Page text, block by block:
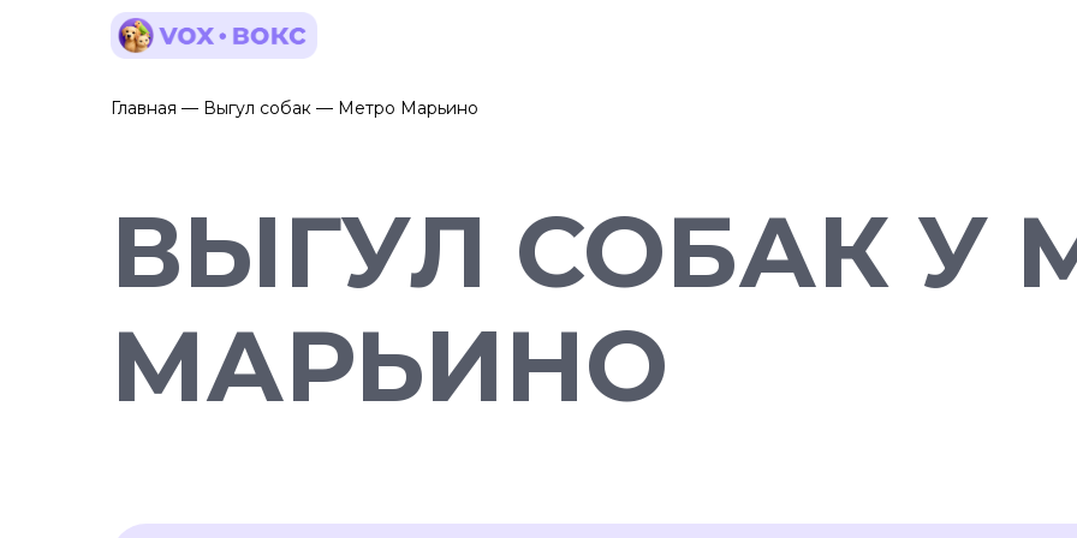
Главная — Выгул собак — Метро Марьино
ВЫГУЛ СОБАК У
МАРЬИНО